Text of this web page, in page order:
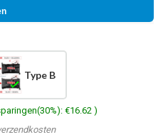
Type B
€16.62 )